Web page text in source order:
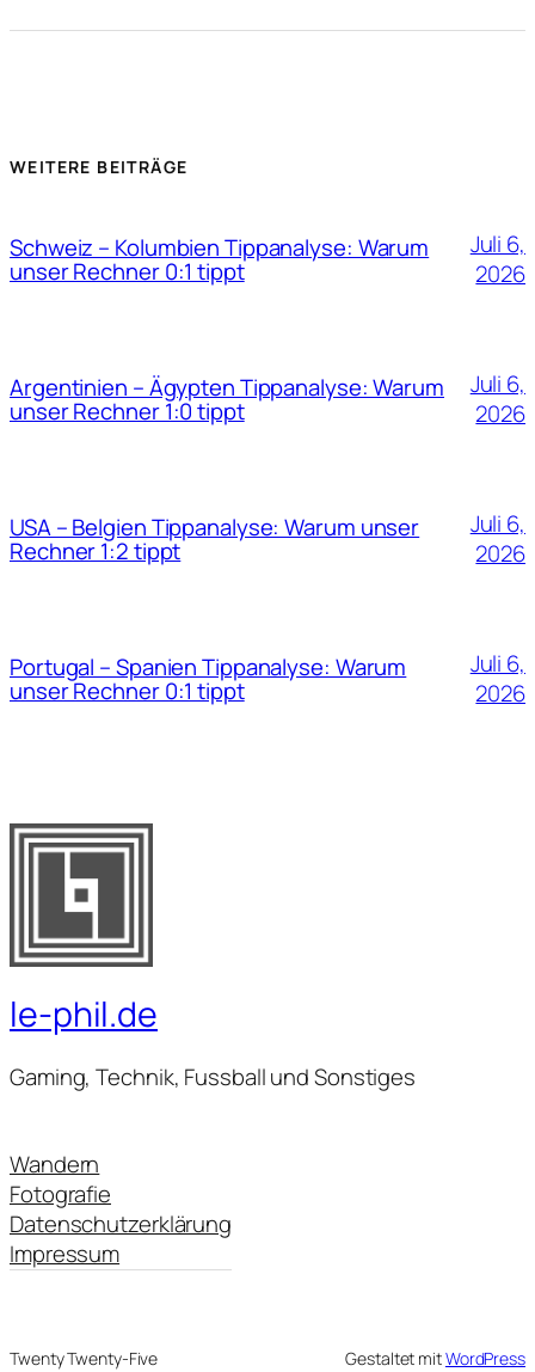
WEITERE BEITRÄGE
Schweiz – Kolumbien Tippanalyse: Warum
unser Rechner 0:1 tippt
Juli 6,
2026
Argentinien – Ägypten Tippanalyse: Warum
unser Rechner 1:0 tippt
Juli 6,
2026
USA – Belgien Tippanalyse: Warum unser
Rechner 1:2 tippt
Juli 6,
2026
Portugal – Spanien Tippanalyse: Warum
unser Rechner 0:1 tippt
Juli 6,
2026
le-phil.de
Gaming, Technik, Fussball und Sonstiges
Wandern
Fotografie
Datenschutzerklärung
Impressum
Twenty Twenty-Five Gestaltet mitWordPress